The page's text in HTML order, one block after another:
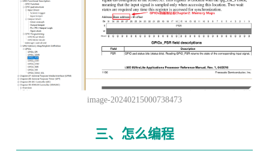
image-20240215000738473
三、怎么编程